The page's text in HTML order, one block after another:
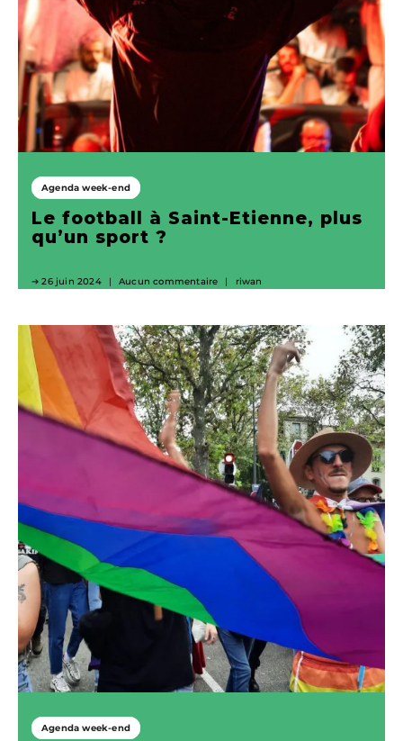
Agenda week-end
Le football à Saint-Etienne, plus
qu’un sport ?
26 juin 2024 Aucun commentaire riwan
Agenda week-end